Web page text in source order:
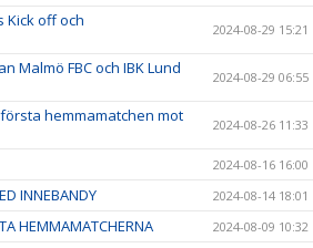
Kick off och
2024-08-29 15:21
Malmö FBC och IBK Lund
2024-08-29 06:55
hemmamatchen mot
2024-08-26 11:33
2024-08-16 16:00
INNEBANDY 2024-08-14 18:01
HEMMAMATCHERNA 2024-08-09 10:32